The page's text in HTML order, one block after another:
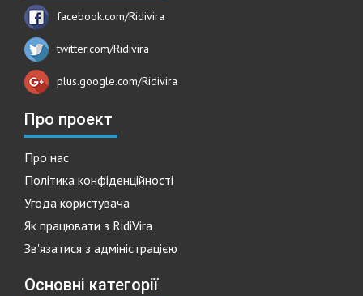
facebook.com/Ridivira
twitter.com/Ridivira
plus.google.com/Ridivira
Про проект
Про нас
Політика конфіденційності
Угода користувача
Як працювати з RidiVira
Зв'язатися з адміністрацією
Основні категорії